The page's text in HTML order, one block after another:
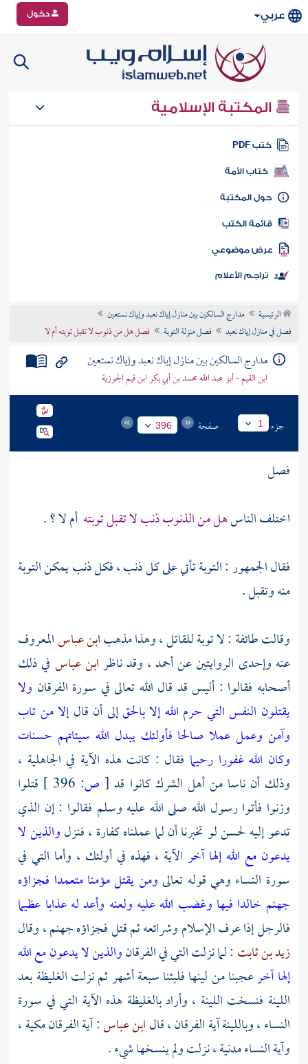
عربي دخول
المكتبة الإسلامية
كتب PDF
كتاب الأمة
المكتبة
الكتب
موضوعي
تراجم الأعلام
الرئيسية
مدارج السالكين بين منازل إياك نعبد وإياك نستعين
فصل في منازل إياك نعبد
فصل منزلة التوبة فصل هل من ذنوب لا تقبل توبته أم لا
مدارج السالكين بين منازل إياك نعبد وإياك نستعين
ابن القيم - أبو عبد الله محمد بن أبي بكر ابن قيم الجوزية
جزء 1 صفحة 396
فصل
اختلف الناسهل من الذنوب ذنب لا تقبل توبته أم لا ؟ .
فقال الجمهور : التوبة تأتي على كل ذنب ، فكل ذنب يمكن التوبة
منه وتقبل .
وقالت طائفة : لا توبة للقاتل ، وهذا مذهبابن عباسالمعروف
عنه وإحدى الروايتين عنأحمد ، وقد ناظرابن عباس في ذلك
أصحابه فقالوا : أليس قد قال الله تعالى في سورة الفرقان ولا
يقتلون النفس التي حرم الله إلا بالحقإلى أن قالإلا من تاب
وآمن وعمل عملا صالحا فأولئك يبدل الله سيئاتهم حسنات
وكان الله غفورا رحيما فقال : كانت هذه الآية في الجاهلية ،
وذلك أن ناسا من أهل الشرك كانوا قد [ ص:
قتلوا
وزنوا فأتوا رسول الله صلى الله عليه وسلم فقالوا : إن الذي
تدعو إليه لحسن لو تخبرنا أن لما عملناه كفارة ، فنزلوالذين لا
يدعون مع الله إلها آخر الآية ، فهذه في أولئك ، وأما التي في
سورة النساء وهي قوله تعالىومن يقتل مؤمنا متعمدا فجزاؤه
جهنم خالدا فيها وغضب الله عليه ولعنه وأعد له عذابا عظيما
فالرجل إذا عرف الإسلام وشرائعه ثم قتل فجزاؤه جهنم ، وقال
زيد بن ثابت : لما نزلت التي في الفرقانوالذين لا يدعون مع الله
إلها آخرعجبنا من لينها فلبثنا سبعة أشهر ثم نزلت الغليظة بعد
اللينة فنسخت اللينة ، وأراد بالغليظة هذه الآية التي في سورة
النساء ، وباللينة آية الفرقان ، قالابن عباس: آية الفرقان مكية ،
وآية النساء مدنية ، نزلت ولم ينسخها شيء .